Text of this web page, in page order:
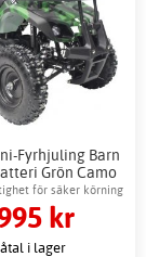
Fyrhjuling Barn
Grön Camo
Reflexsele
för säker körning
kr
i lager